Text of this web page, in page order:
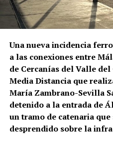
de aquella época a La
Vallejo y Pepe Marchena.
Pepe
aquella
José Tejada Martín, Pepe
artistas que mejor
escala. Su enorme
centrales del siglo XX
fandangos, los cantes
Una nueva incidencia
a las conexiones entre
de Cercanías del Valle
Media Distancia que
María Zambrano-Sevilla
detenido a la entrada de
un tramo de catenaria que
desprendido sobre la